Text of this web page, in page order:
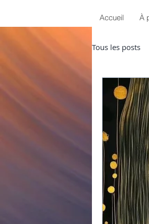
Accueil À
Tous les posts
sérénité